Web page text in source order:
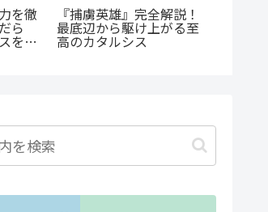
男の
ンス
スア
「花言葉」と連携する転
生ファンタジー：『君に
贈るキヅタ』完全解説